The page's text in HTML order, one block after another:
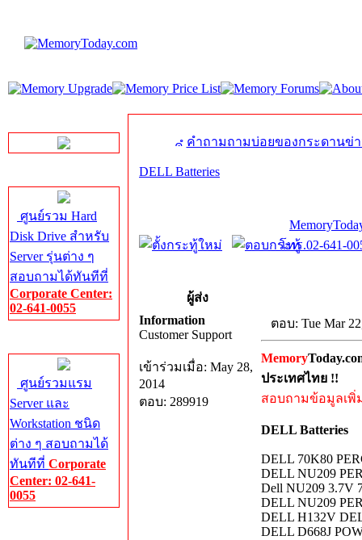
ศูนย์รวม Hard
Disk Drive สำหรับ
Server รุ่นต่าง ๆ
สอบถามได้ทันทีที่
Corporate Center:
02-641-0055
ศูนย์รวมแรม
Server และ
Workstation ชนิด
ต่าง ๆ สอบถามได้
ทันทีที่ Corporate
Center: 02-641-
0055
คำถามถามบ่อยของกระดานข่
DELL Batteries
โทร.02-641-
ผู้ส่ง
Information
Customer Support
เข้าร่วมเมื่อ: May 28,
2014
ตอบ: 289919
ตอบ: Tue Mar
Memory
ประเทศไทย !!
สอบถามข้อมูลเพิ่
DELL Batteries
DELL 70K80
DELL NU209
Dell NU209 3.7V
DELL NU209
DELL H132V
DELL D668J